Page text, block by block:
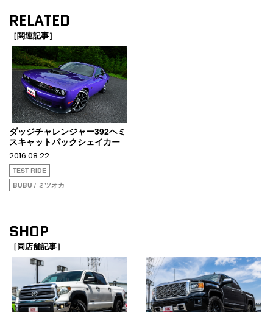
RELATED
［関連記事］
ダッジチャレンジャー392ヘミ
スキャットパックシェイカー
2016.08.22
TEST RIDE
BUBU / ミツオカ
SHOP
［同店舗記事］